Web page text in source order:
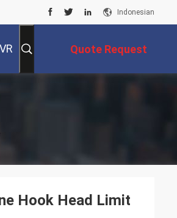
Indonesian
Quote Request
Hook Head Limit